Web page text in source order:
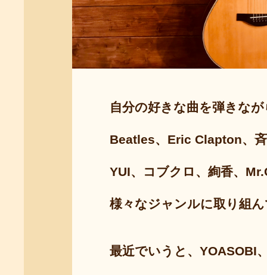
自分の好きな曲を弾きなが
Beatles、Eric Clapton、斉
YUI、コブクロ、絢香、
様々なジャンルに取り組ん
最近でいうと、YOASOBI、